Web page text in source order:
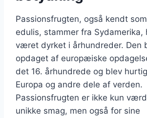
Passionsfrugten, også kendt
edulis, stammer fra Sydamerika,
været dyrket i århundreder. Den
opdaget af europæiske
det 16. århundrede og blev
Europa og andre dele af verden.
Passionsfrugten er ikke kun
unikke smag, men også for sine